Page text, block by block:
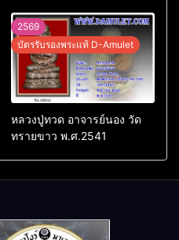
2569
บัตรรับรองพระแท้ D-Amulet
หลวงปู่ทวด อาจารย์นอง วัด
ทรายขาว พ.ศ.2541